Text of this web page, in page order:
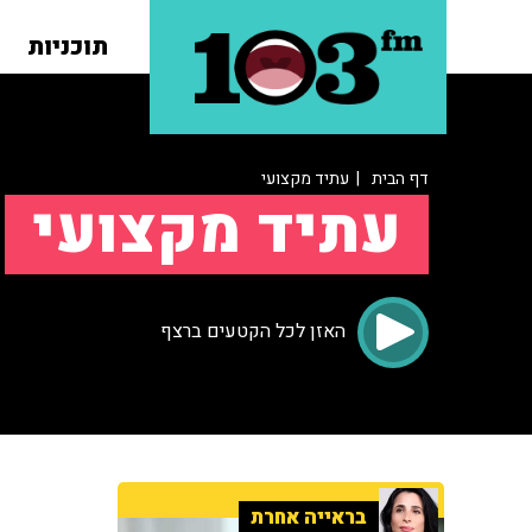
תוכניות
דף הבית | עתיד מקצועי
עתיד מקצועי
האזן לכל הקטעים ברצף
בראייה אחרת